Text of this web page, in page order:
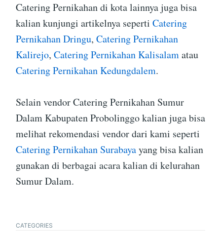
Catering Pernikahan di kota lainnya juga bisa
kalian kunjungi artikelnya seperti Catering
Pernikahan Dringu, Catering Pernikahan
Kalirejo, Catering Pernikahan Kalisalamatau
Catering Pernikahan Kedungdalem.
Selain vendor Catering Pernikahan Sumur
Dalam Kabupaten Probolinggo kalian juga bisa
melihat rekomendasi vendor dari kami seperti
Catering Pernikahan Surabayayang bisa kalian
gunakan di berbagai acara kalian di kelurahan
Sumur Dalam.
CATEGORIES